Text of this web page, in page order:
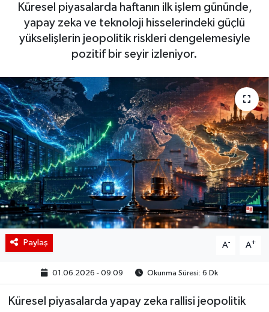
Küresel piyasalarda haftanın ilk işlem gününde,
yapay zeka ve teknoloji hisselerindeki güçlü
yükselişlerin jeopolitik riskleri dengelemesiyle
pozitif bir seyir izleniyor.
Paylaş A- A+
01.06.2026 - 09:09 Okunma Süresi: 6 Dk
Küresel piyasalarda yapay zeka rallisi jeopolitik
BIST 100 Isı Haritası
Coin Isı Haritası
Ekonomik Takvim
Kiripto Para Piyasası
Gizlilik Sözleşmesi
Hakkımızda
İletişim